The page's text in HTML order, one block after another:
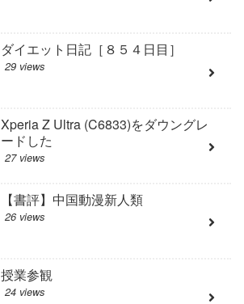
ダイエット日記［８５４日目］
29 views
Xperia Z Ultra (C6833)をダウングレ
ードした
27 views
【書評】中国動漫新人類
26 views
授業参観
24 views